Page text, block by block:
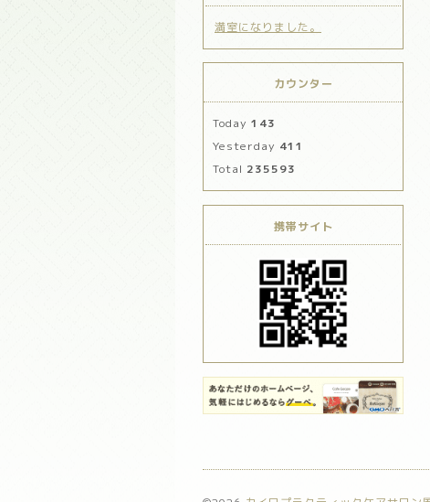
満室になりました。
カウンター
Today 143
Yesterday 411
Total 235593
携帯サイト